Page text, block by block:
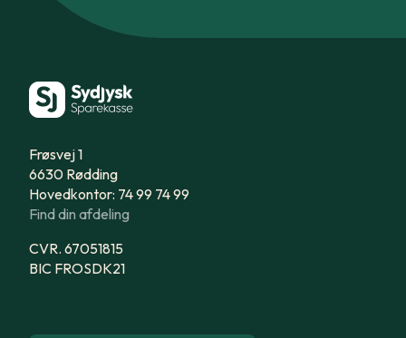
Frøsvej 1
6630 Rødding
Hovedkontor: 74 99 74 99
Find din afdeling
CVR. 67051815
BIC FROSDK21